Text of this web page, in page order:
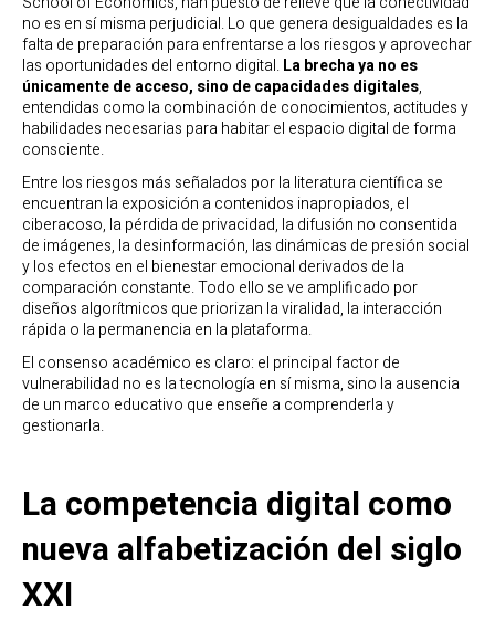
no es en sí misma perjudicial. Lo que genera desigualdades es la
falta de preparación para enfrentarse a los riesgos y aprovechar
las oportunidades del entorno digital.La brecha ya no es
únicamente de acceso, sino de capacidades digitales,
entendidas como la combinación de conocimientos, actitudes y
habilidades necesarias para habitar el espacio digital de forma
consciente.
Entre los riesgos más señalados por la literatura científica se
encuentran la exposición a contenidos inapropiados, el
ciberacoso, la pérdida de privacidad, la difusión no consentida
de imágenes, la desinformación, las dinámicas de presión social
y los efectos en el bienestar emocional derivados de la
comparación constante. Todo ello se ve amplificado por
diseños algorítmicos que priorizan la viralidad, la interacción
rápida o la permanencia en la plataforma.
El consenso académico es claro: el principal factor de
vulnerabilidad no es la tecnología en sí misma, sino la ausencia
de un marco educativo que enseñe a comprenderla y
gestionarla.
La competencia digital como
nueva alfabetización del siglo
XXI